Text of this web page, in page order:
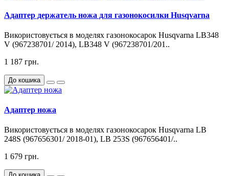
Адаптер держатель ножа для газонокосилки Husqvarna
Використовується в моделях газонокосарок Husqvarna LB348
V (967238701/ 2014), LB348 V (967238701/201..
1 187 грн.
До кошика
Адаптер ножа
Використовується в моделях газонокосарок Husqvarna LB
248S (967656301/ 2018-01), LB 253S (967656401/..
1 679 грн.